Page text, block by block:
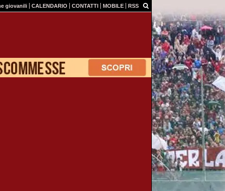
giovanili CALENDARIO CONTATTI MOBILE RSS